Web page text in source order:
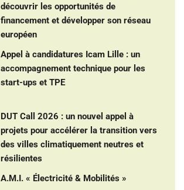
découvrir les opportunités de
financement et développer son réseau
européen
Appel à candidatures Icam Lille : un
accompagnement technique pour les
start-ups et TPE
DUT Call 2026 : un nouvel appel à
projets pour accélérer la transition vers
des villes climatiquement neutres et
résilientes
A.M.I. « Électricité & Mobilités »